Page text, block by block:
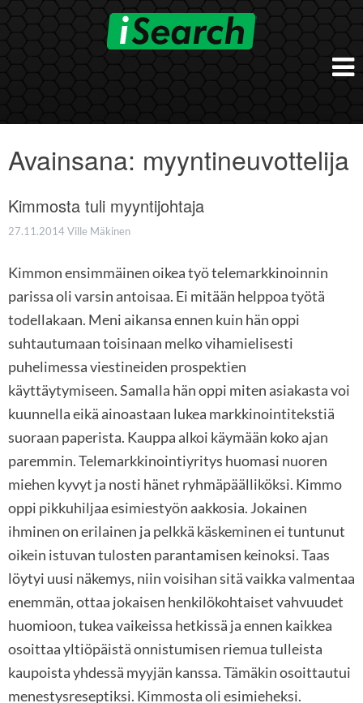
Skip
iSearch Direct
iSearch Chief Executive
Hogan arviointimenetelmät
Konsultointi
iSearch HR ja HRD kumppanuuspalvelut
iSearch Boost
iSearch
In Brief
Avainsana: myyntineuvottelija
Kimmosta tuli myyntijohtaja
27.11.2014 Ville Mäkinen
Kimmon ensimmäinen oikea työ telemarkkinoinnin
parissa oli varsin antoisaa. Ei mitään helppoa työtä
todellakaan. Meni aikansa ennen kuin hän oppi
suhtautumaan toisinaan melko vihamielisesti
puhelimessa viestineiden prospektien
käyttäytymiseen. Samalla hän oppi miten asiakasta voi
kuunnella eikä ainoastaan lukea markkinointitekstiä
suoraan paperista. Kauppa alkoi käymään koko ajan
paremmin. Telemarkkinointiyritys huomasi nuoren
miehen kyvyt ja nosti hänet ryhmäpäälliköksi. Kimmo
oppi pikkuhiljaa esimiestyön aakkosia. Jokainen
ihminen on erilainen ja pelkkä käskeminen ei tuntunut
oikein istuvan tulosten parantamisen keinoksi. Taas
löytyi uusi näkemys, niin voisihan sitä vaikka valmentaa
enemmän, ottaa jokaisen henkilökohtaiset vahvuudet
huomioon, tukea vaikeissa hetkissä ja ennen kaikkea
osoittaa yltiöpäistä onnistumisen riemua tulleista
kaupoista yhdessä myyjän kanssa. Tämäkin osoittautui
menestysreseptiksi. Kimmosta oli esimieheksi.